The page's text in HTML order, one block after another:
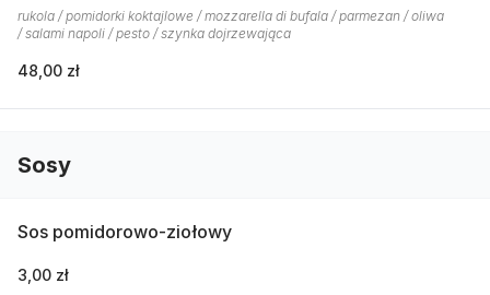
rukola / pomidorki koktajlowe / mozzarella di bufala / parmezan / oliwa
/ salami napoli / pesto / szynka dojrzewająca
48,00 zł
Sosy
Sos pomidorowo-ziołowy
3,00 zł